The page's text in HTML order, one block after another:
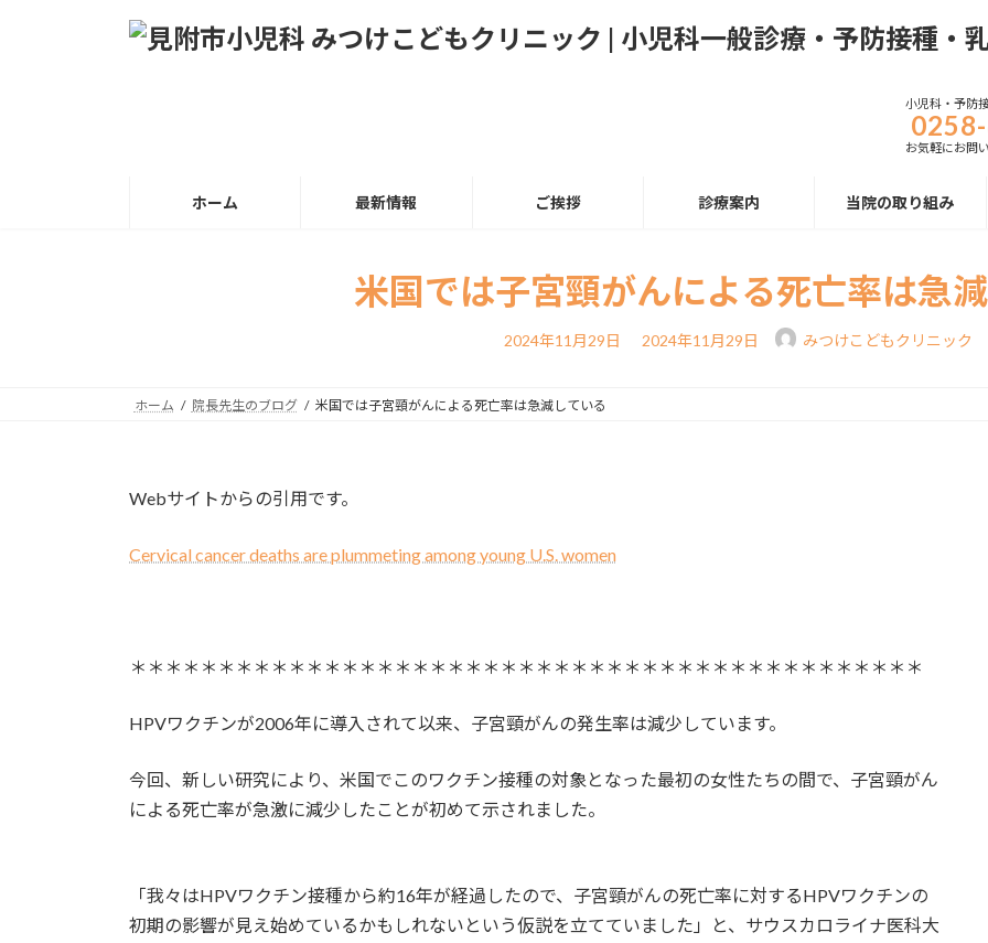
小児科・予防
お気軽にお問
ホーム 最新情報 ご挨拶 診療案内 当院の取り組み
米国では子宮頸がんによる死亡率は急
2024年11月29日
終
2024年11月29日 みつけこどもクリニック
ホーム 院長先生のブログ 米国では子宮頸がんによる死亡率は急減している
Webサイトからの引用です。
Cervical cancer deaths are plummeting among young U.S. women
＊＊＊＊＊＊＊＊＊＊＊＊＊＊＊＊＊＊＊＊＊＊＊＊＊＊＊＊＊＊＊＊＊＊＊＊＊＊＊＊＊＊＊＊＊
HPVワクチンが2006年に導入されて以来、子宮頸がんの発生率は減少しています。
今回、新しい研究により、米国でこのワクチン接種の対象となった最初の女性たちの間で、子宮頸がん
による死亡率が急激に減少したことが初めて示されました。
「我々はHPVワクチン接種から約16年が経過したので、子宮頸がんの死亡率に対するHPVワクチンの
初期の影響が見え始めているかもしれないという仮説を立てていました」と、サウスカロライナ医科大